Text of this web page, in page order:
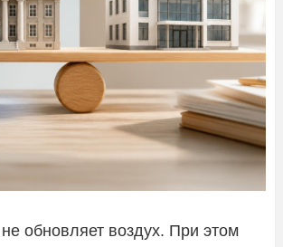
обновляет воздух. При этом